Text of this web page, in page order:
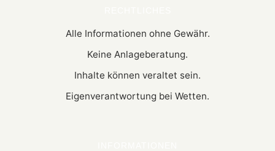
Alle Informationen ohne Gewähr.
Keine Anlageberatung.
Inhalte können veraltet sein.
Eigenverantwortung bei Wetten.